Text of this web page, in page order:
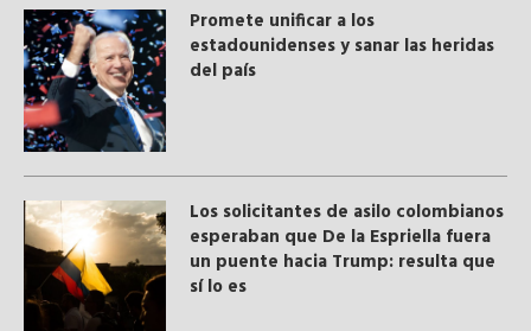
Promete unificar a los
estadounidenses y sanar las heridas
del país
Los solicitantes de asilo colombianos
esperaban que De la Espriella fuera
un puente hacia Trump: resulta que
sí lo es